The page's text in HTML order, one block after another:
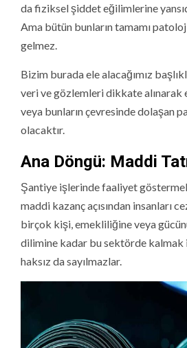
da fiziksel şiddet eğilimlerine
Ama bütün bunların tamamı
gelmez.
Bizim burada ele alacağımız
veri ve gözlemleri dikkate alınarak
veya bunların çevresinde dolaşan
olacaktır.
Ana Döngü: Maddi
Şantiye işlerinde faaliyet
maddi kazanç açısından insanları
birçok kişi, emekliliğine veya
dilimine kadar bu sektörde
haksız da sayılmazlar.